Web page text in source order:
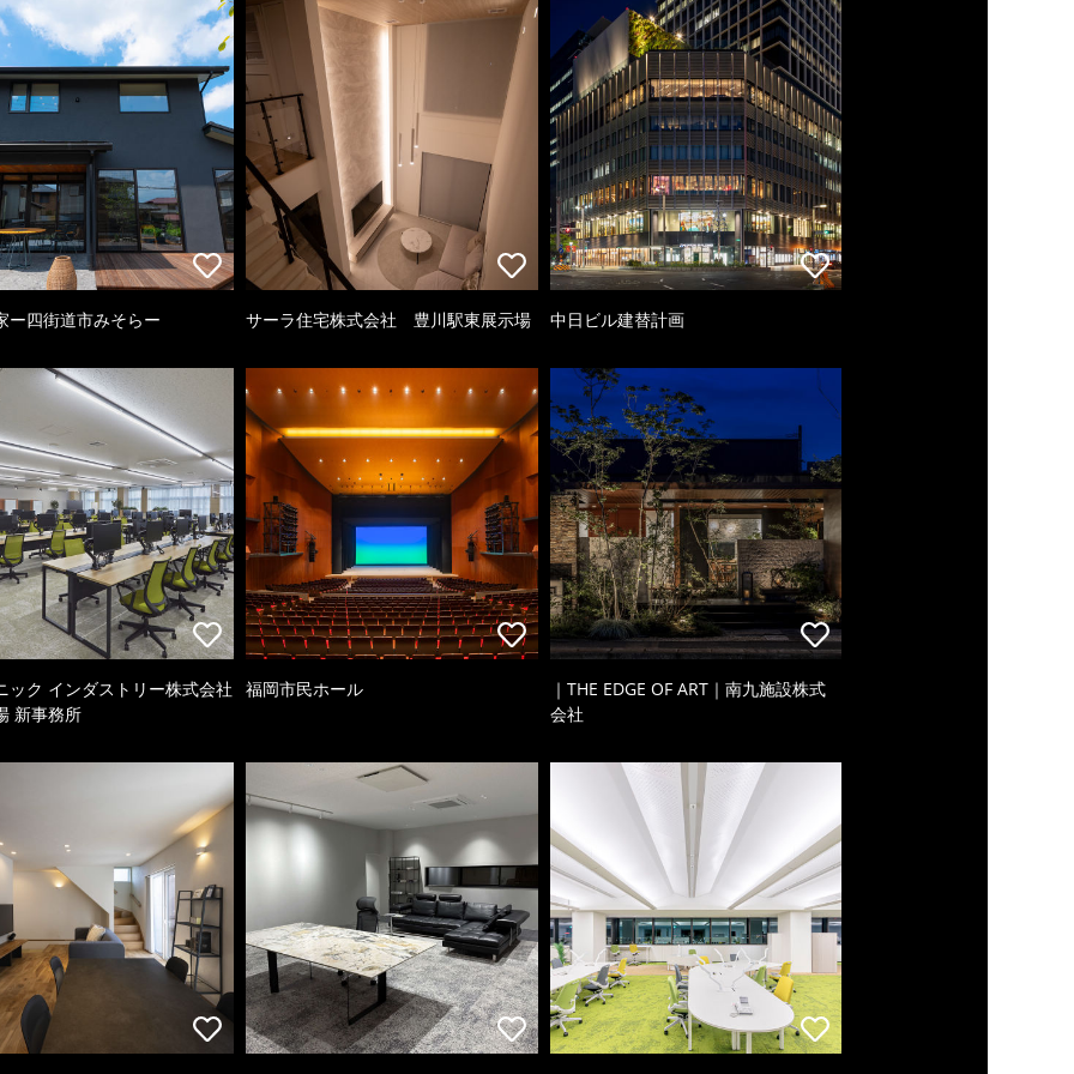
ー四街道市みそらー サーラ住宅株式会社 豊川駅東展示場 中日ビル建替計画
ック インダストリー株式会社
新事務所
福岡市民ホール
｜THE EDGE OF ART｜南九施設株式
会社